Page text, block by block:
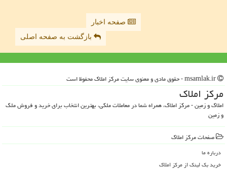
صفحه اخبار
بازگشت به صفحه اصلی
مركز املاك
املاک و زمین - مرکز املاک، همراه شما در معاملات ملکی، بهترین انتخاب برای خرید و فروش ملک
و زمین
صفحات مركز املاك
درباره ما
خرید بک لینک از مركز املاك